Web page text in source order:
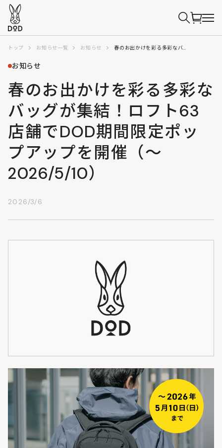
トップ お知らせ一覧 お知らせ 春のお出かけを彩る多彩なバッグが集結！ロフト63店舗でDOD期間限定ポップアップを開催（～2026/5/10）
お知らせ
春のお出かけを彩る多彩な
バッグが集結！ロフト63
店舗でDOD期間限定ポッ
プアップを開催（～
2026/5/10）
2026/3/6